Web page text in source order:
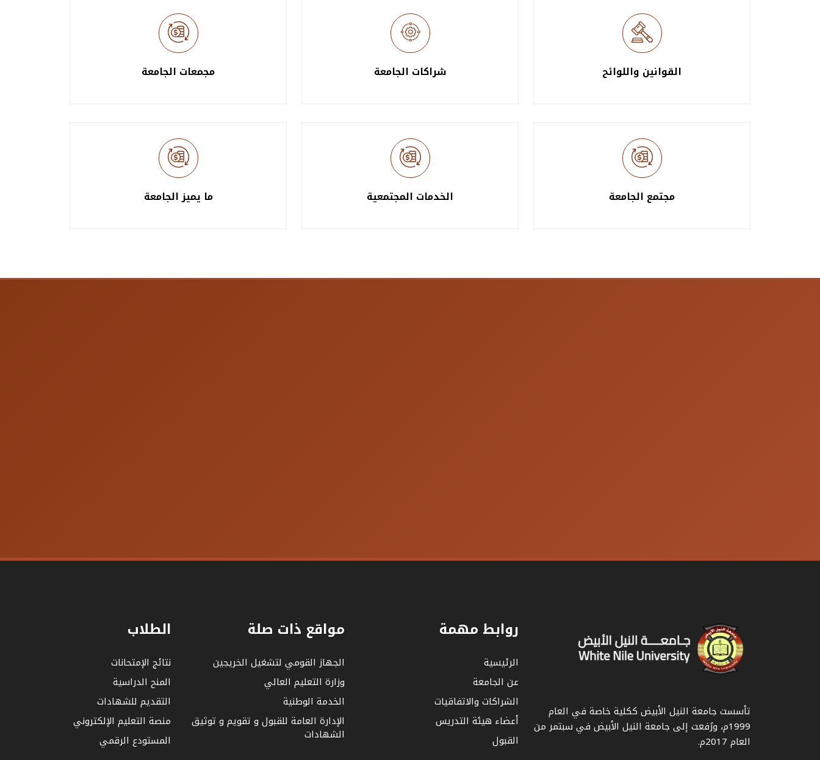
القوانين واللوائح شراكات الجامعة مجمعات الجامعة
مجتمع الجامعة الخدمات المجتمعية ما يميز الجامعة
تأسست جامعة النيل الأبيض ككلية خاصة في العام
1999م، ورُفعت إلى جامعة النيل الأبيض في سبتمر من
العام 2017م.
روابط مهمة
الرئيسية
عن الجامعة
الشراكات والاتفاقيات
أعضاء هيئة التدريس
القبول
مواقع ذات صلة
الجهاز القومي لتشغيل الخريجين
وزارة التعليم العالي
الخدمة الوطنية
الإدارة العامة للقبول و تقويم و توثيق
الشهادات
الطلاب
نتائج الإمتحانات
المنح الدراسية
التقديم للشهادات
منصة التعليم الإلكتروني
المستودع الرقمي